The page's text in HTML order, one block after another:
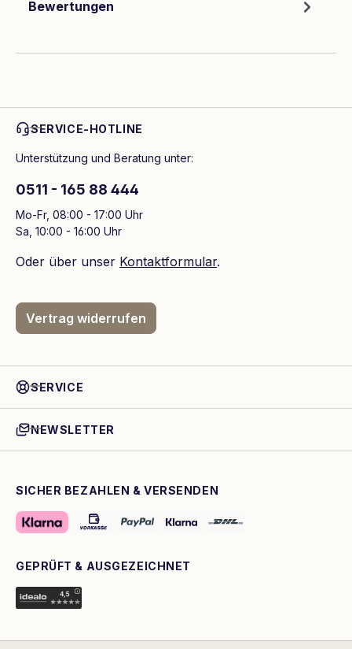
Bewertungen
SERVICE-HOTLINE
Unterstützung und Beratung unter:
0511 - 165 88 444
Mo-Fr, 08:00 - 17:00 Uhr
Sa, 10:00 - 16:00 Uhr
Oder über unser Kontaktformular.
Vertrag widerrufen
SERVICE
NEWSLETTER
SICHER BEZAHLEN & VERSENDEN
GEPRÜFT & AUSGEZEICHNET